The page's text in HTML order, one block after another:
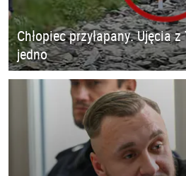
Chłopiec przyłapany. Ujęcia
jedno